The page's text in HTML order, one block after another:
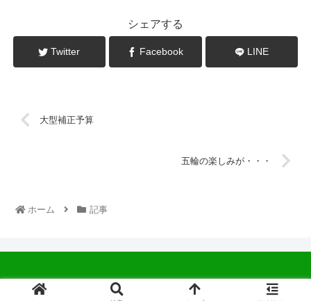
シェアする
Twitter Facebook LINE
大型補正予算
五輪の楽しみが・・・
ホーム 記事
© 2022 中広会長ブログ.